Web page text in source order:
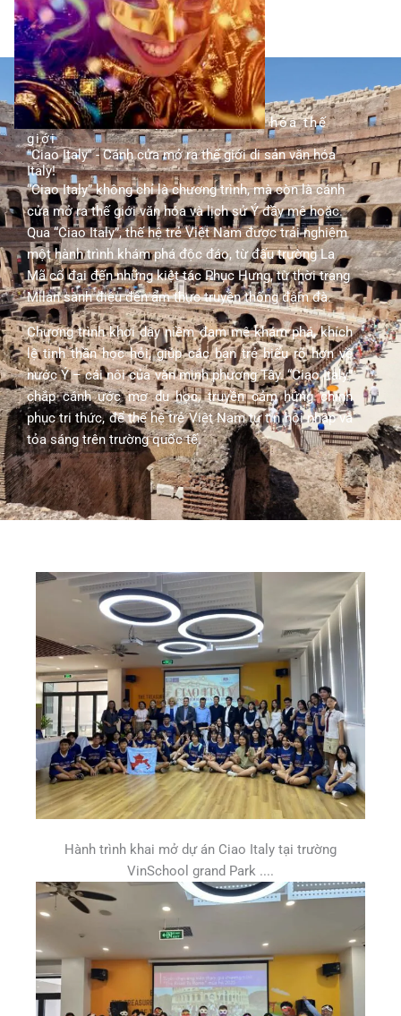
hành trình khám phá di sản văn hóa thế
giới
"Ciao Italy" - Cánh cửa mở ra thế giới di sản văn hóa
Italy!
“Ciao Italy” không chỉ là chương trình, mà còn là cánh
cửa mở ra thế giới văn hóa và lịch sử Ý đầy mê hoặc.
Qua “Ciao Italy”, thế hệ trẻ Việt Nam được trải nghiệm
một hành trình khám phá độc đáo, từ đấu trường La
Mã cổ đại đến những kiệt tác Phục Hưng, từ thời trang
Milan sành điệu đến ẩm thực truyền thống đậm đà.
Chương trình khơi dậy niềm đam mê khám phá, khích
lệ tinh thần học hỏi, giúp các bạn trẻ hiểu rõ hơn về
nước Ý – cái nôi của văn minh phương Tây. “Ciao Italy”
chắp cánh ước mơ du học, truyền cảm hứng chinh
phục tri thức, để thế hệ trẻ Việt Nam tự tin hội nhập và
tỏa sáng trên trường quốc tế.
Hành trình khai mở dự án Ciao Italy tại trường
VinSchool grand Park ....